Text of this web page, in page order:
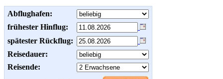
Abflughafen:
frühester Hinflug:
spätester Rückflug:
Reisedauer:
Reisende: